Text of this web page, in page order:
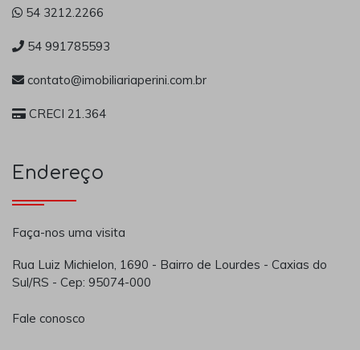
54 3212.2266
54 991785593
contato@imobiliariaperini.com.br
CRECI 21.364
Endereço
Faça-nos uma visita
Rua Luiz Michielon, 1690 - Bairro de Lourdes - Caxias do
Sul/RS - Cep: 95074-000
Fale conosco